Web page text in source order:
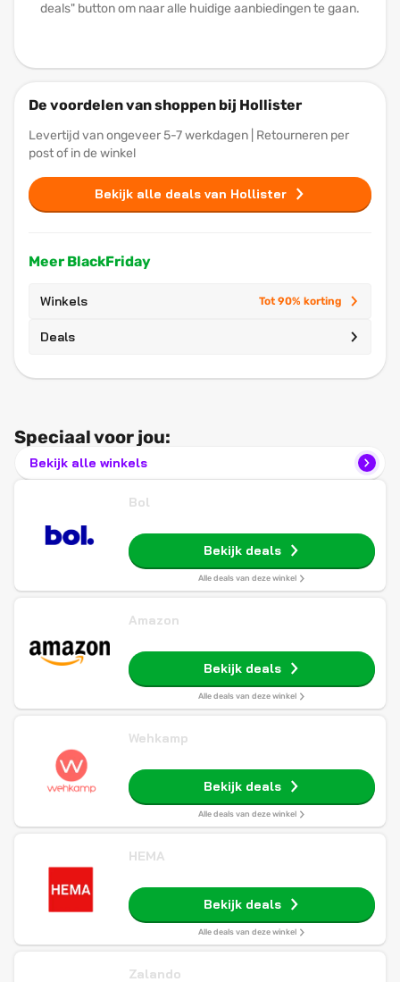
deals" button om naar alle huidige aanbiedingen te gaan.
De voordelen van shoppen bij Hollister
Levertijd van ongeveer 5-7 werkdagen | Retourneren per
post of in de winkel
Bekijk alle deals van Hollister
Meer BlackFriday
Winkels Tot 90% korting
Deals
Speciaal voor jou:
Bekijk alle winkels
Bol
Bekijk deals
Alle deals van deze winkel
Amazon
Bekijk deals
Alle deals van deze winkel
Wehkamp
Bekijk deals
Alle deals van deze winkel
HEMA
Bekijk deals
Alle deals van deze winkel
Zalando